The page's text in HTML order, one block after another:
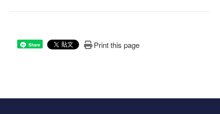
Share Print this page